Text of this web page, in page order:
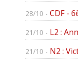
28/10 - CDF -
21/10 - L2 :
21/10 - N2 :